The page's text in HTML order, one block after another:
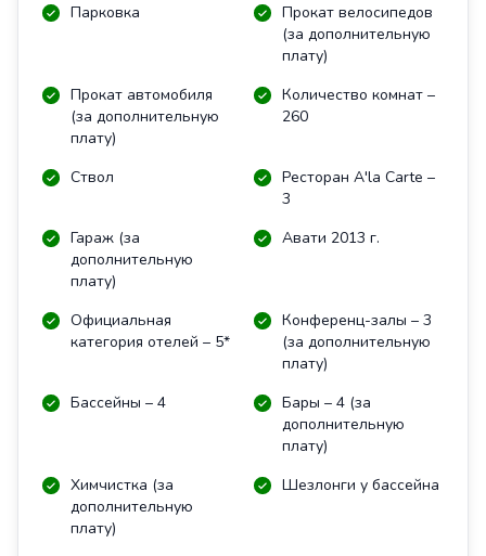
Парковка
Прокат велосипедов
(за дополнительную
плату)
Прокат автомобиля
(за дополнительную
плату)
Количество комнат –
260
Ствол
Ресторан A'la Carte –
3
Гараж (за
дополнительную
плату)
Авати 2013 г.
Официальная
категория отелей – 5*
Конференц-залы – 3
(за дополнительную
плату)
Бассейны – 4
Бары – 4 (за
дополнительную
плату)
Химчистка (за
дополнительную
плату)
Шезлонги у бассейна